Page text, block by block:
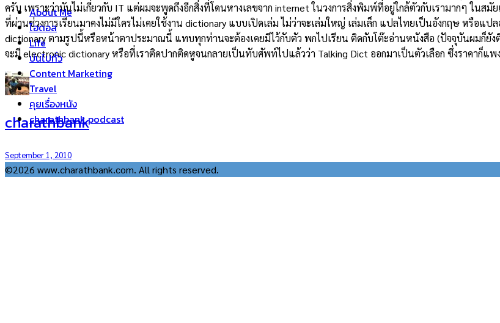
About Me
ไอดอล
Life
บ่นไปทั่ว
Content Marketing
Travel
คุยเรื่องหนัง
charathbank podcast
ครับ เพราะว่ามันไม่เกี่ยวกับ IT แต่ผมจะพูดถึงอีกสิ่งที่โดนหางเลขจาก internet ในวงการสิ่งพิมพ์ที่อยู่ใกล้ตัวกับเรามากๆ ใน
ที่ผ่านช่วงการเรียนมาคงไม่มีใครไม่เคยใช้งาน dictionary แบบเปิดเล่ม ไม่ว่าจะเล่มใหญ่ เล่มเล็ก แปลไทยเป็นอังกฤษ หรือ
dictionary ตามรูปนี้หรือหน้าตาประมาณนี้ แทบทุกท่านจะต้องเคยมีไว้กับตัว พกไปเรียน ติดกับโต๊ะอ่านหนังสือ (ปัจจุบันผมก็ยั
จะมี electronic dictionary หรือที่เราติดปากติดหูจนกลายเป็นทับศัพท์ไปแล้วว่า Talking Dict ออกมาเป็นตัวเลือก ซึ่งราคาก็
charathbank
September 1, 2010
©2026 www.charathbank.com. All rights reserved.